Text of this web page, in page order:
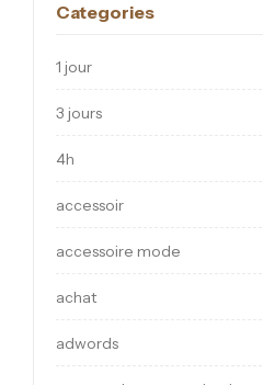
Categories
1 jour
3 jours
4h
accessoir
accessoire mode
achat
adwords